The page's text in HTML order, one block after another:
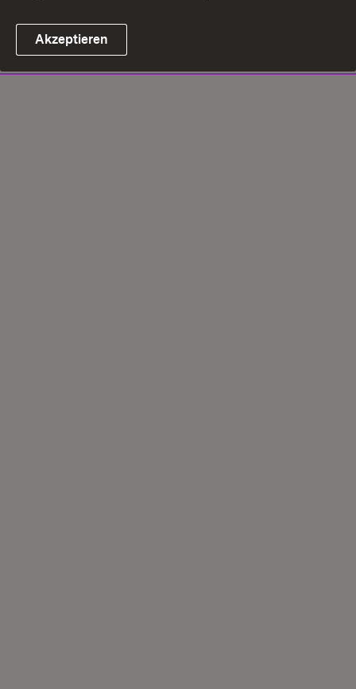
Akzeptieren